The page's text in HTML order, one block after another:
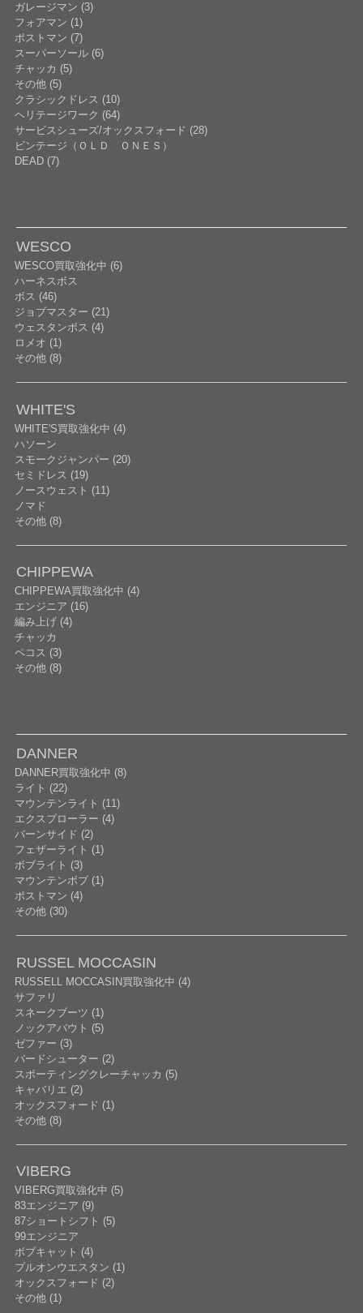
ガレージマン (3)
フォアマン (1)
ポストマン (7)
スーパーソール (6)
チャッカ (5)
その他 (5)
クラシックドレス (10)
ヘリテージワーク (64)
サービスシューズ/オックスフォード (28)
ビンテージ（ＯＬＤ ＯＮＥＳ）
DEAD (7)
WESCO
WESCO買取強化中 (6)
ハーネスボス
ボス (46)
ジョブマスター (21)
ウェスタンボス (4)
ロメオ (1)
その他 (8)
WHITE'S
WHITE'S買取強化中 (4)
ハソーン
スモークジャンパー (20)
セミドレス (19)
ノースウェスト (11)
ノマド
その他 (8)
CHIPPEWA
CHIPPEWA買取強化中 (4)
エンジニア (16)
編み上げ (4)
チャッカ
ペコス (3)
その他 (8)
DANNER
DANNER買取強化中 (8)
ライト (22)
マウンテンライト (11)
エクスプローラー (4)
バーンサイド (2)
フェザーライト (1)
ボブライト (3)
マウンテンボブ (1)
ポストマン (4)
その他 (30)
RUSSEL MOCCASIN
RUSSELL MOCCASIN買取強化中 (4)
サファリ
スネークブーツ (1)
ノックアバウト (5)
ゼファー (3)
バードシューター (2)
スポーティングクレーチャッカ (5)
キャバリエ (2)
オックスフォード (1)
その他 (8)
VIBERG
VIBERG買取強化中 (5)
83エンジニア (9)
87ショートシフト (5)
99エンジニア
ボブキャット (4)
プルオンウエスタン (1)
オックスフォード (2)
その他 (1)